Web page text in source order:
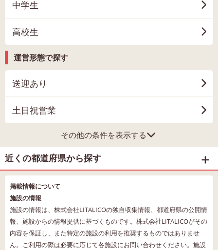
中学生
高校生
運営形態で探す
送迎あり
土日祝営業
その他の条件を表示する
近くの都道府県から探す
掲載情報について
施設の情報
施設の情報は、株式会社LITALICOの独自収集情報、都道府県の公開情
報、施設からの情報提供に基づくものです。株式会社LITALICOがその
内容を保証し、また特定の施設の利用を推奨するものではありませ
ん。ご利用の際は必要に応じて各施設にお問い合わせください。施設